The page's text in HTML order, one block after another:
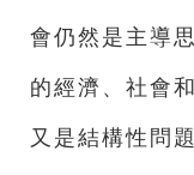
會仍然是主導
的經濟、社會
又是結構性問